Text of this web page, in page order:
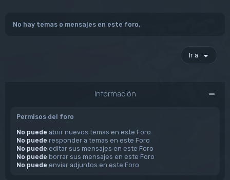
No hay temas o mensajes en este foro.
Ir a
Información
Permisos del foro
No puede abrir nuevos temas en este Foro
No puede responder a temas en este Foro
No puede editar sus mensajes en este Foro
No puede borrar sus mensajes en este Foro
No puede enviar adjuntos en este Foro